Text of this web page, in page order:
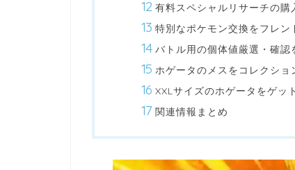
有料スペシャルリサーチの購
特別なポケモン交換をフレン
バトル用の個体値厳選・確認
ホゲータのメスをコレクショ
XXLサイズのホゲータをゲッ
関連情報まとめ